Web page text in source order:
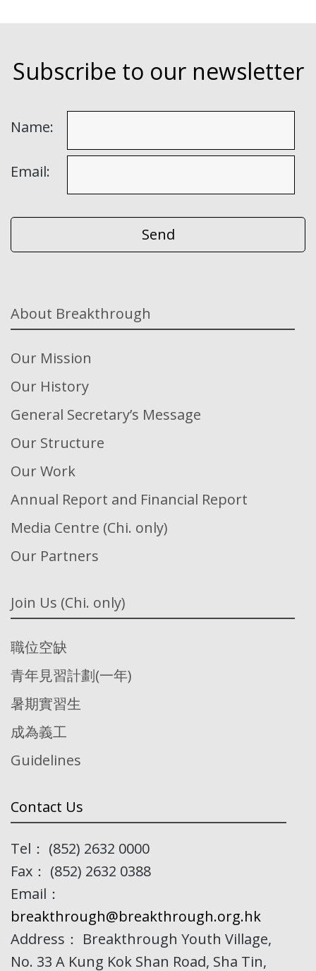
Subscribe to our newsletter
Name:
Email:
About Breakthrough
Our Mission
Our History
General Secretary’s Message
Our Structure
Our Work
Annual Report and Financial Report
Media Centre (Chi. only)
Our Partners
Join Us (Chi. only)
職位空缺
青年見習計劃(一年)
暑期實習生
成為義工
Guidelines
Contact Us
Tel： (852) 2632 0000
Fax： (852) 2632 0388
Email：
breakthrough@breakthrough.org.hk
Address： Breakthrough Youth Village,
No. 33 A Kung Kok Shan Road, Sha Tin,